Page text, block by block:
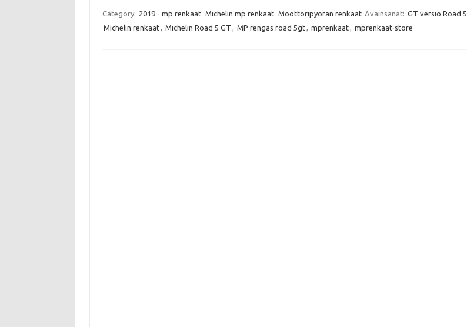
e
b
o
t
e
t
s
A
i
l
Category: 2019 - mp renkaat Michelin mp renkaat Moottoripyörän renkaat Avainsanat: GT versio Road 5
Michelin renkaat, Michelin Road 5 GT , MP rengas road 5gt, mprenkaat, mprenkaat-store